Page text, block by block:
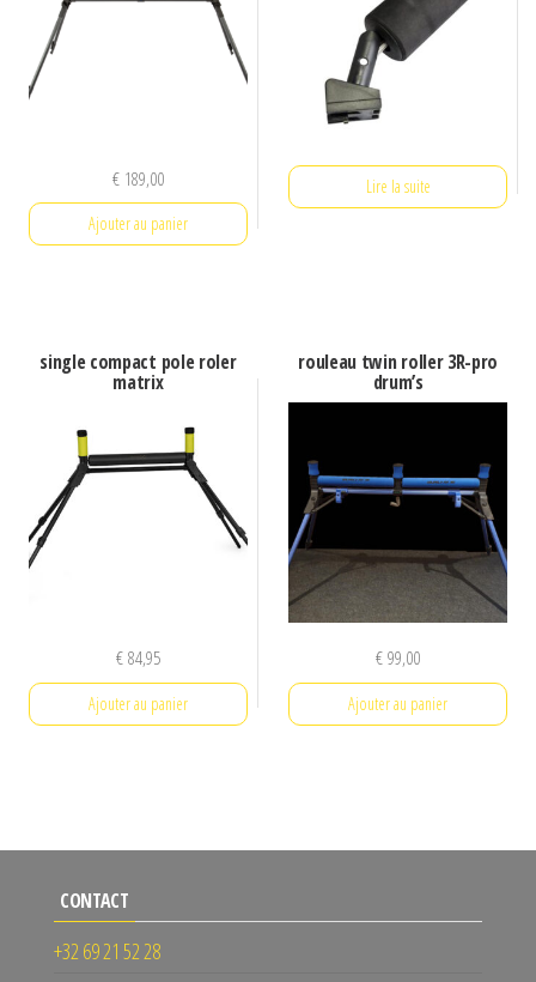
€189,00
Ajouter au panier
Lire la suite
single compact pole roler
matrix
€84,95
Ajouter au panier
rouleau twin roller 3R-pro
drum’s
€99,00
Ajouter au panier
CONTACT
+32 69 21 52 28